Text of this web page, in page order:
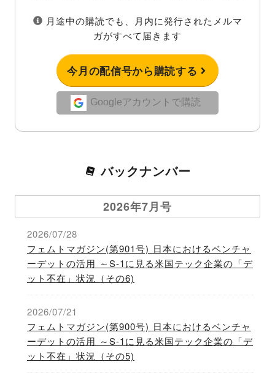
月途中の購読でも、月内に発行されたメルマ
ガがすべて届きます
今月の配信号から購読する
Googleアカウントで購読
バックナンバー
2026年7月号
2026/07/28
フェムトマガジン(第901号) 日本におけるベンチャ
ーデットの活用 ～S-1に見る米国テック企業の「デ
ット不在」状況（その6)
2026/07/21
フェムトマガジン(第900号) 日本におけるベンチャ
ーデットの活用 ～S-1に見る米国テック企業の「デ
ット不在」状況（その5)